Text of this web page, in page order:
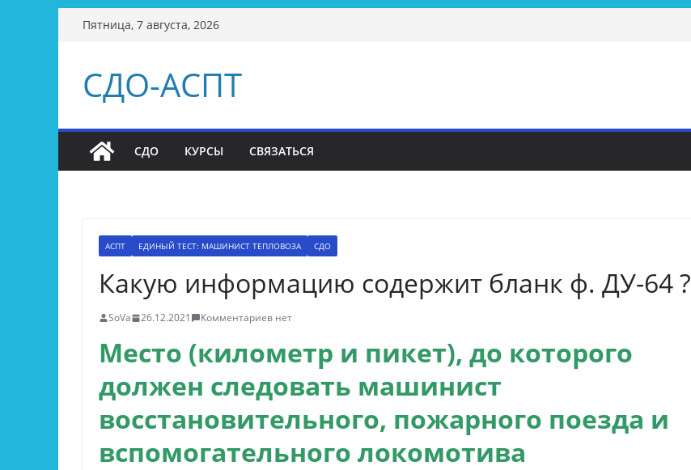
Перейти
Пятница, 7 августа, 2026
СДО-АСПТ
СДО КУРСЫ СВЯЗАТЬСЯ
АСПТ ЕДИНЫЙ ТЕСТ: МАШИНИСТ ТЕПЛОВОЗА СДО
Какую информацию содержит бланк ф. ДУ-64 ?
SoVa 26.12.2021 Комментариев нет
Место (километр и пикет), до которого
должен следовать машинист
восстановительного, пожарного поезда и
вспомогательного локомотива